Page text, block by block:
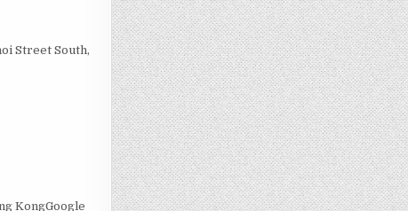
Street South,
KongGoogle